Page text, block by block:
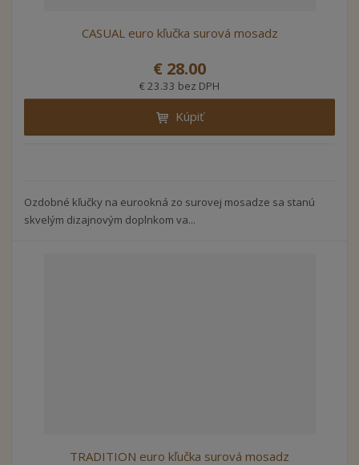
CASUAL euro kľučka surová mosadz
€ 28.00
€ 23.33 bez DPH
Kúpiť
Ozdobné kľučky na eurookná zo surovej mosadze sa stanú
skvelým dizajnovým doplnkom va...
TRADITION euro kľučka surová mosadz